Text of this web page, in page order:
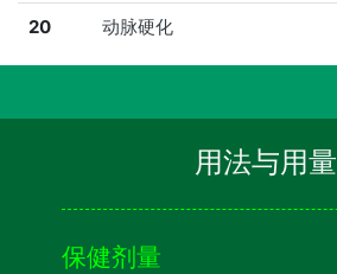
20 动脉硬化
用法与用量
保健剂量